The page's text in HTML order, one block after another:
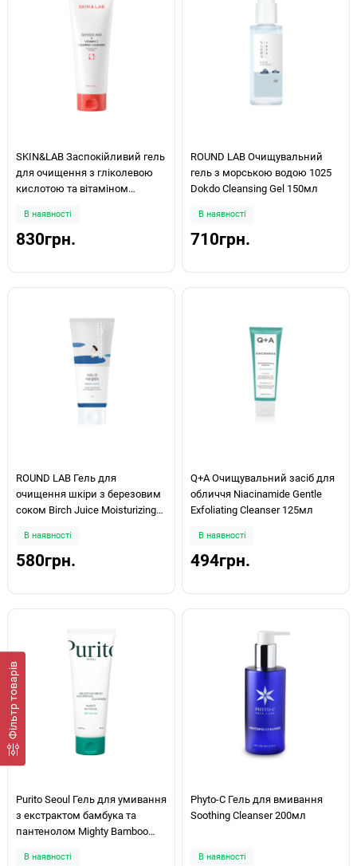
Фiльтр товарів
SKIN&LAB Заспокійливий гель
для очищення з гліколевою
кислотою та вітаміном
Calming Cleanser 150мл
В наявності
830грн.
ROUND LAB Очищувальний
гель з морською водою 1025
Dokdo Cleansing Gel 150мл
В наявності
710грн.
ROUND LAB Гель для
очищення шкіри з березовим
соком Birch Juice Moisturizing
В наявності
580грн.
Q+A Очищувальний засіб для
обличчя Niacinamide Gentle
Exfoliating Cleanser 125мл
В наявності
494грн.
Purito Seoul Гель для умивання
з екстрактом бамбука та
пантенолом Mighty Bamboo
В наявності
Phyto-C Гель для вмивання
Soothing Cleanser 200мл
В наявності